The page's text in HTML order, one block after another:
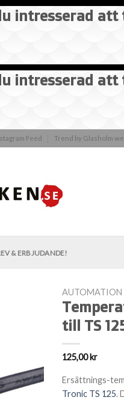
intresserad att
intresserad att
Feed Trend by Glasholm
& ERBJUDANDE!
AUTOMATION
till TS
125,00kr
Ersättnings-
Tronic TS 125.